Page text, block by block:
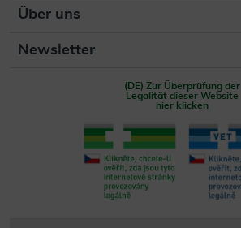
Über uns
Newsletter
(DE) Zur Überprüfung der
Legalität dieser Website
hier klicken